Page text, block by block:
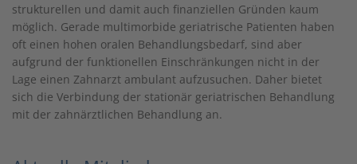
strukturellen und damit auch finanziellen Gründen kaum
möglich. Gerade multimorbide geriatrische Patienten haben
oft einen hohen oralen Behandlungsbedarf, sind aber
aufgrund der funktionellen Einschränkungen nicht in der
Lage einen Zahnarzt ambulant aufzusuchen. Daher bietet
sich die Verbindung der stationär geriatrischen Behandlung
mit der zahnärztlichen Behandlung an.